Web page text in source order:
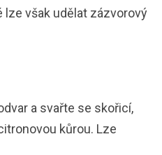
lze však udělat zázvorový
a svařte se skořicí,
kůrou. Lze